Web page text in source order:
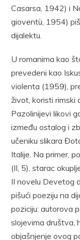
Casarsa, 1942) i
gioventù, 1954)
dijalektu.
U romanima kao
prevedeni kao
violenta (1959),
život, koristi rimski
Pazolinijevi likovi
između ostalog i
učeniku slikara
Italije. Na primer,
(II, 5), starac
II novelu Devetog
pišući poeziju na
poziciju: autorova
slojevima društva,
objašnjenje ovog